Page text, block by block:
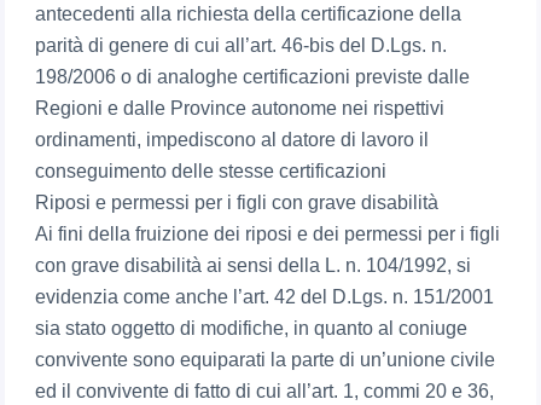
antecedenti alla richiesta della certificazione della
parità di genere di cui all’art. 46-bis del D.Lgs. n.
198/2006 o di analoghe certificazioni previste dalle
Regioni e dalle Province autonome nei rispettivi
ordinamenti, impediscono al datore di lavoro il
conseguimento delle stesse certificazioni
Riposi e permessi per i figli con grave disabilità
Ai fini della fruizione dei riposi e dei permessi per i figli
con grave disabilità ai sensi della L. n. 104/1992, si
evidenzia come anche l’art. 42 del D.Lgs. n. 151/2001
sia stato oggetto di modifiche, in quanto al coniuge
convivente sono equiparati la parte di un’unione civile
ed il convivente di fatto di cui all’art. 1, commi 20 e 36,